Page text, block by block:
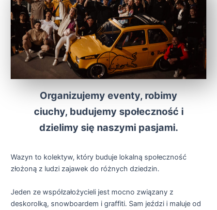
Organizujemy eventy, robimy
ciuchy, budujemy społeczność i
dzielimy się naszymi pasjami.
Wazyn to kolektyw, który buduje lokalną społeczność
złożoną z ludzi zajawek do różnych dziedzin.
Jeden ze współzałożycieli jest mocno związany z
deskorolką, snowboardem i graffiti. Sam jeździ i maluje od